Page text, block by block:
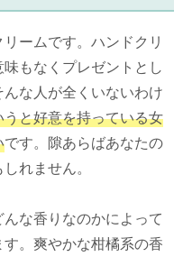
ームです。ハンドクリ
もなくプレゼントとし
な人が全くいないわけ
と好意を持っている女
です。隙あらばあなたの
れません。
な香りなのかによって
。爽やかな柑橘系の香